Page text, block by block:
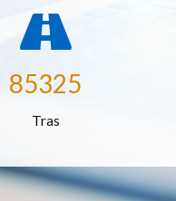
85325
Tras